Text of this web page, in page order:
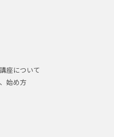
座について
始め方